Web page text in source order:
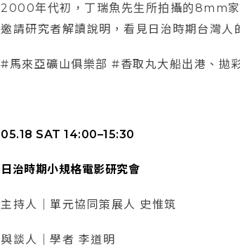
2000年代初，丁瑞魚先生所拍攝的8mm
邀請研究者解讀說明，看見日治時期台灣人
#馬來亞礦山俱樂部 #香取丸大船出港、拋
05.18 SAT 14:00–15:30
日治時期小規格電影研究會
主持人｜單元協同策展人 史惟筑
與談人｜學者 李道明